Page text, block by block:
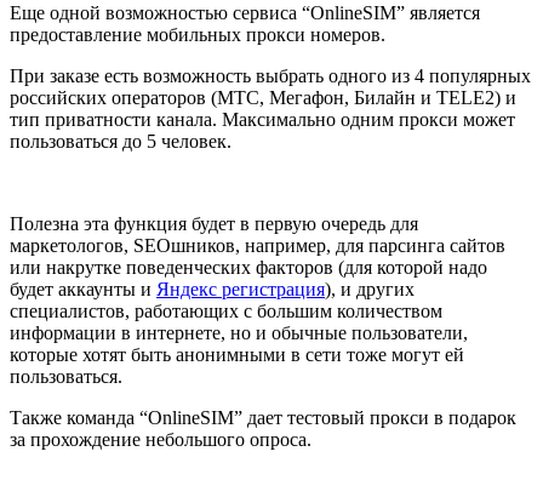
Еще одной возможностью сервиса “OnlineSIM” является
предоставление мобильных прокси номеров.
При заказе есть возможность выбрать одного из 4 популярных
российских операторов (МТС, Мегафон, Билайн и TELE2) и
тип приватности канала. Максимально одним прокси может
пользоваться до 5 человек.
Полезна эта функция будет в первую очередь для
маркетологов, SEOшников, например, для парсинга сайтов
или накрутке поведенческих факторов (для которой надо
будет аккаунты и Яндекс регистрация), и других
специалистов, работающих с большим количеством
информации в интернете, но и обычные пользователи,
которые хотят быть анонимными в сети тоже могут ей
пользоваться.
Также команда “OnlineSIM” дает тестовый прокси в подарок
за прохождение небольшого опроса.